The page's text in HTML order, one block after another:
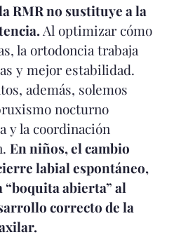
RMR no sustituye a la
Al optimizar cómo
la ortodoncia trabaja
y mejor estabilidad.
además, solemos
nocturno
y la coordinación
En niños, el cambio
labial espontáneo,
abierta” al
correcto de la